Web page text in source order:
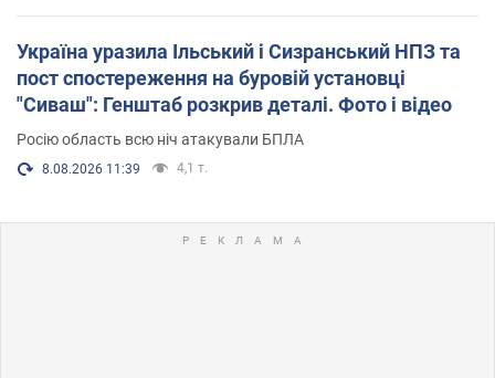
Україна уразила Ільський і Сизранський НПЗ та
пост спостереження на буровій установці
"Сиваш": Генштаб розкрив деталі. Фото і відео
Росію область всю ніч атакували БПЛА
8.08.2026 11:39 4,1 т.